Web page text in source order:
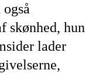
skønhed, hun
lader